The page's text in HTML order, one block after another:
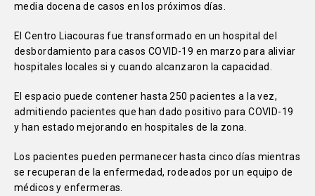
media docena de casos en los próximos días.
El Centro Liacouras fue transformado en un hospital del
desbordamiento para casos COVID-19 en marzo para aliviar
hospitales locales si y cuando alcanzaron la capacidad.
El espacio puede contener hasta 250 pacientes a la vez,
admitiendo pacientes que han dado positivo para COVID-19
y han estado mejorando en hospitales de la zona.
Los pacientes pueden permanecer hasta cinco días mientras
se recuperan de la enfermedad, rodeados por un equipo de
médicos y enfermeras.